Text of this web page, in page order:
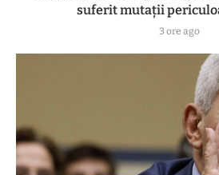
suferit mutații
3 ore ago